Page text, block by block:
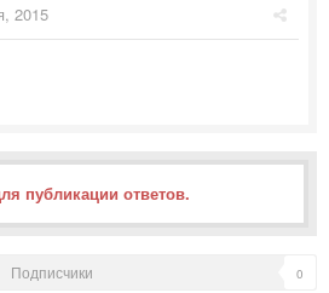
2015
публикации ответов.
Подписчики 0